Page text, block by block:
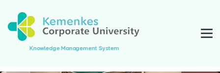
Knowledge Management System